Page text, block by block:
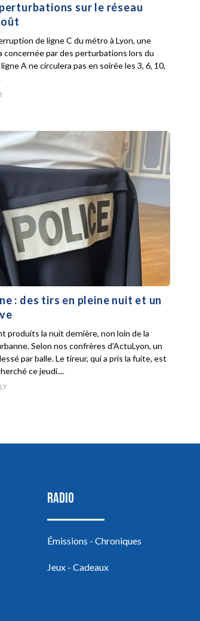
sur le réseau
de ligne C du métro à Lyon, une
concernée par des perturbations lors du
A ne circulera pas en soirée les 3, 6, 10,
: des tirs en pleine nuit et un
produits la nuit dernière, non loin de la
Selon nos confrères d'ActuLyon, un
par balle. Le tireur, qui a pris la fuite, est
ce jeudi....
RADIO
Émissions - Chroniques
Jeux - Cadeaux